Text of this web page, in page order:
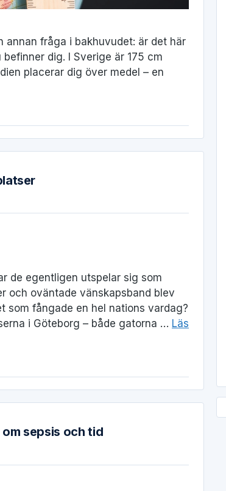
annan fråga i bakhuvudet: är det här
dig. I Sverige är 175 cm
placerar dig över medel – en
de egentligen utspelar sig som
och oväntade vänskapsband blev
som fångade en hel nations vardag?
i Göteborg – både gatorna … Läs
sepsis och tid